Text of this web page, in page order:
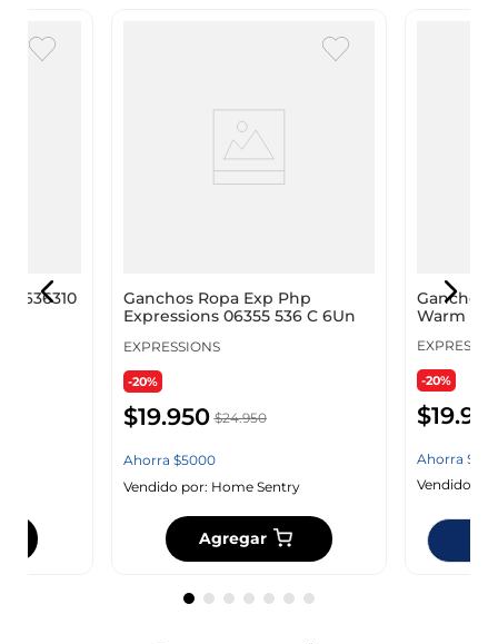
Ganchos Ropa Exp Php
Expressions 06355 536 C 6Un
EXPRESSIONS
-20%
$19.950 $24.950
Ahorra $5000
Vendido por: Home Sentry
Agregar
Ganchos
Warm
-20%
$19.
Ahorra$
Vendido